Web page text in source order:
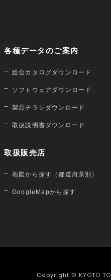
各種データのご案内
総合カタログダウンロード
ソフトウェアダウンロード
製品チラシダウンロード
取扱説明書ダウンロード
取扱販売店
地図から探す（都道府県別）
GoogleMapから探す
Copyright © KYOTO